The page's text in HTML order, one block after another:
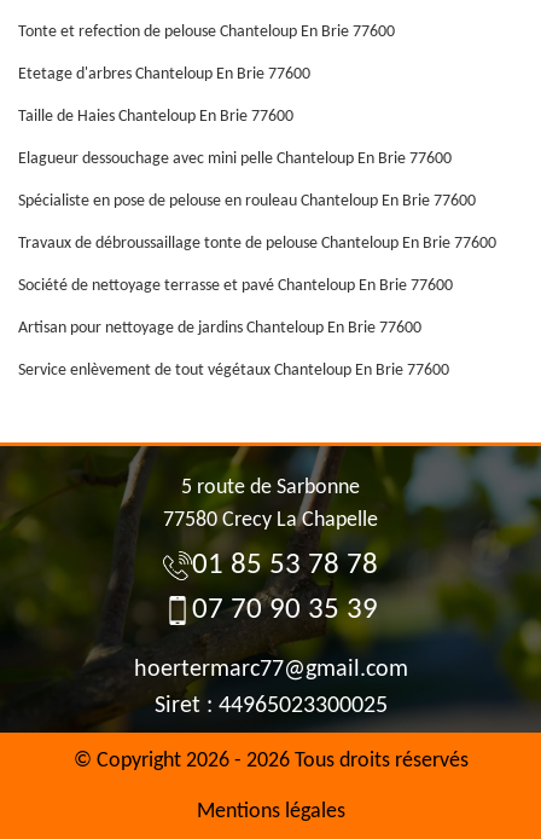
Tonte et refection de pelouse Chanteloup En Brie 77600
Etetage d'arbres Chanteloup En Brie 77600
Taille de Haies Chanteloup En Brie 77600
Elagueur dessouchage avec mini pelle Chanteloup En Brie 77600
Spécialiste en pose de pelouse en rouleau Chanteloup En Brie 77600
Travaux de débroussaillage tonte de pelouse Chanteloup En Brie 77600
Société de nettoyage terrasse et pavé Chanteloup En Brie 77600
Artisan pour nettoyage de jardins Chanteloup En Brie 77600
Service enlèvement de tout végétaux Chanteloup En Brie 77600
5 route de Sarbonne
77580 Crecy La Chapelle
01 85 53 78 78
07 70 90 35 39
hoertermarc77@gmail.com
Siret : 44965023300025
© Copyright 2026 - 2026 Tous droits réservés
Mentions légales